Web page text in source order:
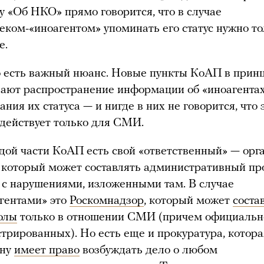
«Об НКО» прямо говорится, что в случае
«иноагентом» упоминать его статус нужно
есть важный нюанс. Новые пункты КоАП в
распространение информации об
их статуса — и нигде в них не говорится, что
только для СМИ.
части КоАП есть свой «ответственный» —
который может составлять административный
с нарушениями, изложенными там. В случае
это Роскомнадзор, который может
только в отношении СМИ (причем
Но есть еще и прокуратура,
имеет право возбуждать дело о любом